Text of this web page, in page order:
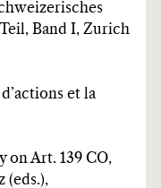
Band I, Zurich
et la
on Art. 139 CO,
(eds.),